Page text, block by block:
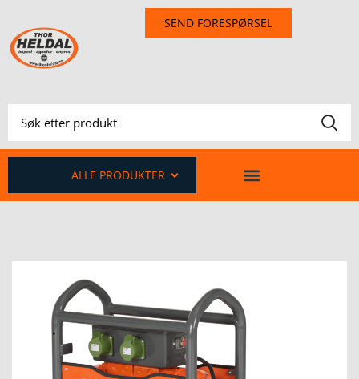
SEND FORESPØRSEL
ALLE PRODUKTER